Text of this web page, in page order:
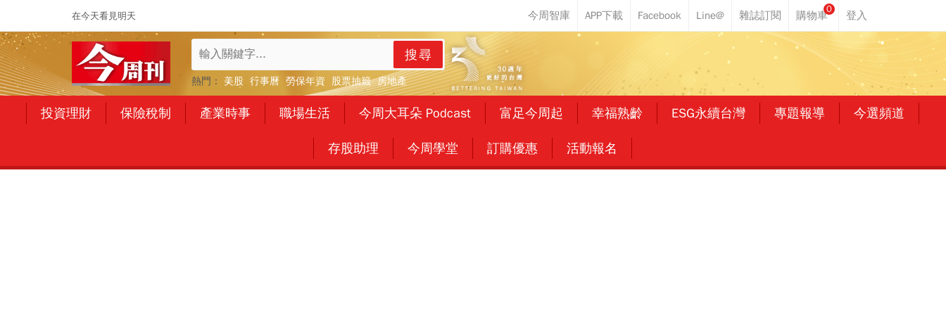
在今天看見明天
0
搜尋
熱門： 美股 行事曆 勞保年資 股票抽籤 房地產
投資理財 保險稅制 產業時事 職場生活 今周大耳朵 Podcast 富足今周起 幸福熟齡 ESG永續台灣 專題報導 今選頻道
存股助理 今周學堂 訂購優惠 活動報名